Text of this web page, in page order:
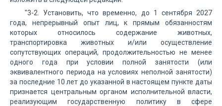
"3-2. Установить, что временно, до 1 сентября 2027
года, непрерывный опыт лиц, к прямым обязанностям
которых относилось содержание животных,
транспортировка животных и/или осуществление
сопутствующих операций, продолжительностью не менее
одного года при условии полной занятости (или
эквивалентного периода на условиях неполной занятости)
за последние 10 лет до указанной в настоящем пункте даты
признается центральным органом исполнительной власти,
реализующим государственную политику в сфере